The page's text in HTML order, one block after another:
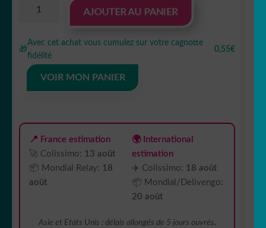
autocollant
Autocollants
Drone
décoration
-
MCLNFX
AJOUTER AU PANIER
🎁
Avec cet achat vous cumulez sur votre cagnotte
fidélité
0,55€
VOIR MON PANIER
📍 France estimation
🚀 Colissimo: 13 août
📦 Mondial Relay: 18
août
🌍 International
estimation
✈️ Colissimo: 18 août
📦 Mondial/Delivengo:
20 août
Asie et Etats Unis : délais allongés de 5 jours ouvrés.